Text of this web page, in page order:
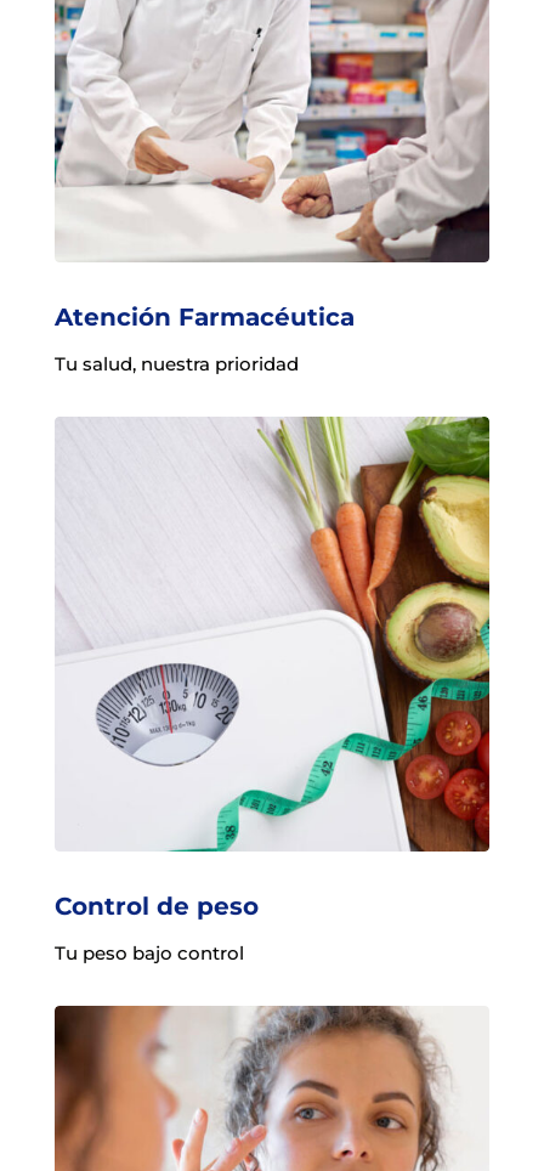
Atención Farmacéutica
Tu salud, nuestra prioridad
Control de peso
Tu peso bajo control